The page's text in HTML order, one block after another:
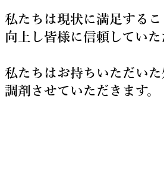
私たちは現状に満足する
向上し皆様に信頼してい
私たちはお持ちいただい
調剤させていただきます。